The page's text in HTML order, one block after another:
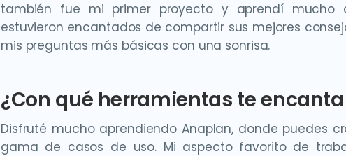
también fue mi primer proyecto y aprendí mucho
estuvieron encantados de compartir sus mejores
mis preguntas más básicas con una sonrisa.
¿Con qué herramientas te
Disfruté mucho aprendiendo Anaplan, donde puedes
gama de casos de uso. Mi aspecto favorito de